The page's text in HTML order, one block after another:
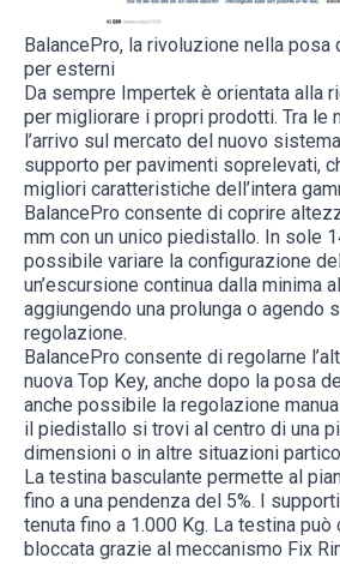
BalancePro, la rivoluzione nella
per esterni
Da sempre Impertek è orientata alla
per migliorare i propri prodotti. Tra le
l’arrivo sul mercato del nuovo
supporto per pavimenti soprelevati,
migliori caratteristiche dell’intera
BalancePro consente di coprire
mm con un unico piedistallo. In sole
possibile variare la configurazione
un’escursione continua dalla minima
aggiungendo una prolunga o agendo
regolazione.
BalancePro consente di regolarne
nuova Top Key, anche dopo la posa
anche possibile la regolazione
il piedistallo si trovi al centro di una
dimensioni o in altre situazioni
La testina basculante permette al
fino a una pendenza del 5%. I
tenuta fino a 1.000 Kg. La testina
bloccata grazie al meccanismo Fix